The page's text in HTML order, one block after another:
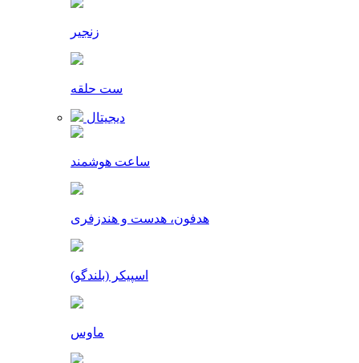
زنجیر
ست حلقه
دیجیتال
ساعت هوشمند
هدفون، هدست و هندزفری
اسپیکر (بلندگو)
ماوس